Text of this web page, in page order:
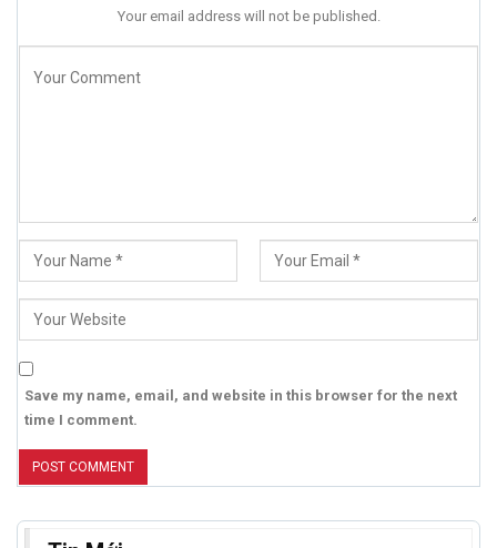
Your email address will not be published.
Save my name, email, and website in this browser for the next
time I comment.